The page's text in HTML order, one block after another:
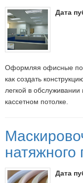
Оформляя офисные
как создать
легкой в обслуживании
кассетном потолке.
Дата
натяжного
Дата